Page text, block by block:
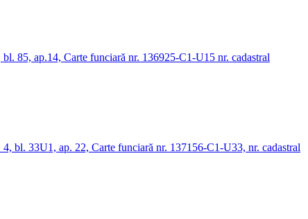
85, ap.14, Carte funciară nr. 136925-C1-U15 nr. cadastral
bl. 33U1, ap. 22, Carte funciară nr. 137156-C1-U33, nr. cadastral